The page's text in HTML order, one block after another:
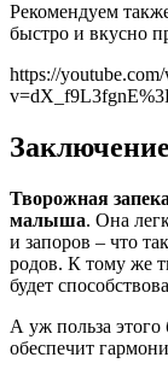
Рекомендуем
быстро и вкусно
https://
Заключение
Творожная
малыша. Она
и запоров – что
родов. К тому же
будет
А уж польза
обеспечит